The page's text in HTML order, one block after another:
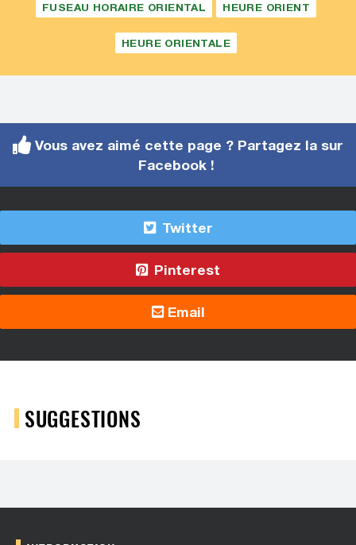
FUSEAU HORAIRE ORIENTAL HEURE ORIENT
HEURE ORIENTALE
Vous avez aimé cette page ? Partagez la sur
Facebook !
Twitter
Pinterest
Email
SUGGESTIONS